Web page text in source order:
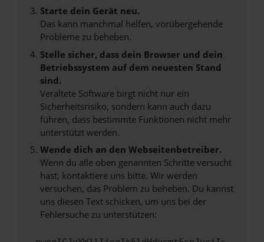
Starte dein Gerät neu.
Das kann manchmal helfen, vorübergehende
Probleme zu beheben.
Stelle sicher, dass dein Browser und dein
Betriebssystem auf dem neuesten Stand
sind.
Veraltete Software birgt nicht nur ein
Sicherheitsrisiko, sondern kann auch dazu
führen, dass bestimmte Funktionen nicht mehr
unterstützt werden.
Wende dich an den Webseitenbetreiber.
Wenn du alle oben genannten Schritte versucht
hast, kontaktiere uns bitte. Wir werden
versuchen, das Problem zu beheben. Du kannst
uns diesen Text schicken, um uns bei der
Fehlersuche zu unterstützen: